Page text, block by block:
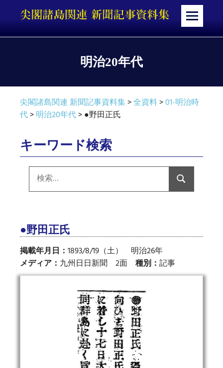
テ
メ
明治20年代
尖閣諸島関連 新聞記事資料集>全資料>01-明治時
代>明治20年代>●野田正氏
キーワード検索
索:
検
索
●野田正氏
掲載年月日： 1893/8/19（土） 明治26年
メディア： 九州日日新聞 2面 種別： 記事